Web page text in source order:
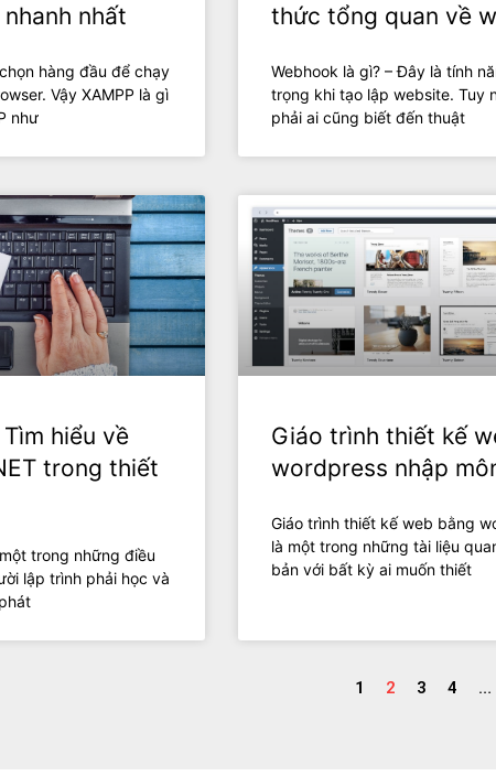
nhất
hàng đầu để chạy
Vậy XAMPP là gì
như
thức tổng quan về
Webhook là gì? – Đây là tính
trọng khi tạo lập website. Tuy
phải ai cũng biết đến thuật
Tìm hiểu về
trong thiết
trong những điều
lập trình phải học và
Giáo trình thiết kế
wordpress nhập
Giáo trình thiết kế web bằng
là một trong những tài liệu
bản với bất kỳ ai muốn thiết
1 2 3 4 …